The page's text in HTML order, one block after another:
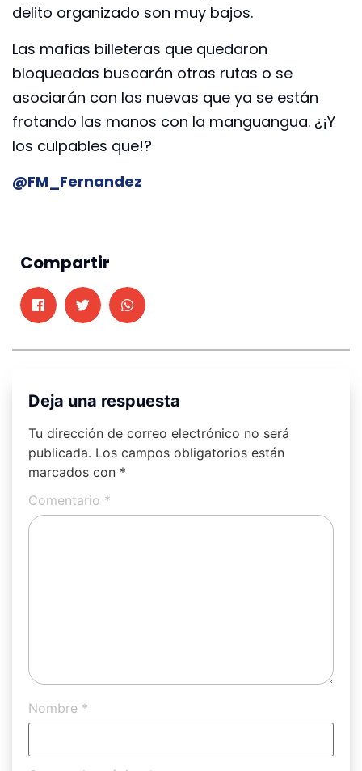
delito organizado son muy bajos.
Las mafias billeteras que quedaron
bloqueadas buscarán otras rutas o se
asociarán con las nuevas que ya se están
frotando las manos con la manguangua. ¿¡Y
los culpables que!?
@FM_Fernandez
Compartir
Deja una respuesta
Tu dirección de correo electrónico no será
publicada. Los campos obligatorios están
marcados con *
Comentario *
Nombre *